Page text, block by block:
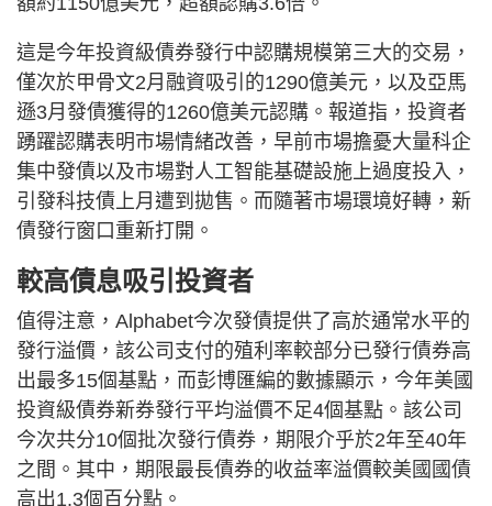
這是今年投資級債券發行中認購規模第三大的交易，
僅次於甲骨文2月融資吸引的1290億美元，以及亞馬
遜3月發債獲得的1260億美元認購。報道指，投資者
踴躍認購表明市場情緒改善，早前市場擔憂大量科企
集中發債以及市場對人工智能基礎設施上過度投入，
引發科技債上月遭到拋售。而隨著市場環境好轉，新
債發行窗口重新打開。
較高債息吸引投資者
值得注意，Alphabet今次發債提供了高於通常水平的
發行溢價，該公司支付的殖利率較部分已發行債券高
出最多15個基點，而彭博匯編的數據顯示，今年美國
投資級債券新券發行平均溢價不足4個基點。該公司
今次共分10個批次發行債券，期限介乎於2年至40年
之間。其中，期限最長債券的收益率溢價較美國國債
高出1.3個百分點。